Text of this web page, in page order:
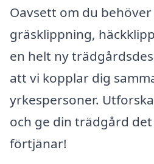
Oavsett om du
gräsklippning,
en helt ny
att vi kopplar dig
yrkespersoner.
och ge din trädgård
förtjänar!